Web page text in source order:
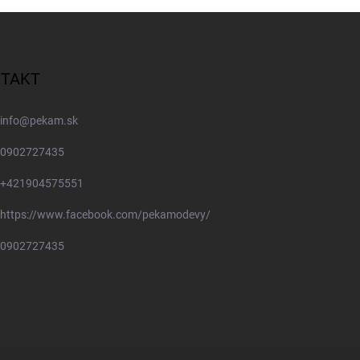
info@pekam.sk
0902727435
+421904575551
https://www.facebook.com/pekamodevy/
0902727435